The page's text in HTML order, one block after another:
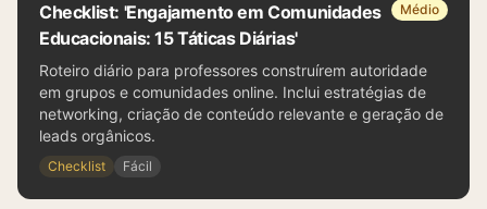
Checklist: 'Engajamento em Comunidades
Educacionais: 15 Táticas Diárias'
Médio
Roteiro diário para professores construírem autoridade
em grupos e comunidades online. Inclui estratégias de
networking, criação de conteúdo relevante e geração de
leads orgânicos.
Checklist Fácil